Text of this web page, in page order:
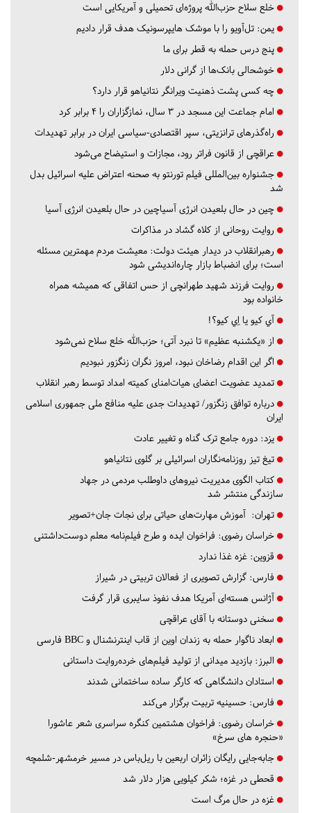
خلع سلاح حزب‌الله پروژه‌ای تحمیلی و آمریکایی است
یمن: تل‌آویو را با موشک هایپرسونیک هدف قرار دادیم
پنج درس‌ حمله به قطر برای ما
خوشحالی بانک‌ها از گرانی دلار
چه کسی پشت ذهنیت ویرانگر نتانیاهو قرار دارد؟
امام جماعت این مسجد در ۳ سال، نمازگزاران را ۴ برابر کرد
راه‌گذرهای ترانزیتی، سپر اقتصادی-سیاسی ایران در برابر تهدیدات
عراقچی از قانون فراتر رود، مجازات و استیضاح می‌شود
جشنواره بین‌المللی فیلم تورنتو به صحنه اعتراض علیه اسرائیل بدل
شد
چین در حال بلعیدن انرژی آسیاچین در حال بلعیدن انرژی آسیا
روایت روحانی از کلاه گشاد در مذاکرات
رهبرانقلاب در دیدار هیئت دولت: معیشت مردم مهمترین مسئله
است؛ برای انضباط بازار چاره‌اندیشی شود
روایت فرزند شهید طهرانچی از حس اتفاقی که همیشه همراه
خانواده بود
آي كيو يا اِي كيو؟!
از «یکشنبه عظیم» تا نبرد آتی؛ حزب‌الله خلع سلاح نمی‌شود
اگر این اقدام رضاخان نبود، امروز نگران زنگزور نبودیم
تمدید عضویت اعضای هیات‌امنای کمیته امداد توسط رهبر انقلاب
درباره توافق زنگزور/ تهدیدات جدی علیه منافع ملی جمهوری اسلامی
ایران
یزد: دوره جامع ترک گناه و تغییر عادت
تیغ تیز روزنامه‌نگاران اسرائیلی بر گلوی نتانیاهو
کتاب الگوی مدیریت نیروهای داوطلب مردمی در جهاد
سازندگی منتشر شد
تهران: آموزش مهارت‌های حیاتی برای نجات جان+تصویر
خراسان رضوی: فراخوان ایده و طرح فیلم‌نامه معلم دوست‌داشتنی
قزوین: غزه غذا ندارد
فارس: گزارش تصویری از فعالان تربیتی در شیراز
آژانس هسته‌ای آمریکا هدف نفوذ سایبری قرار گرفت
سخنی دوستانه با آقای عراقچی
ابعاد ناگوار حمله به زندان اوین از قاب اینترنشنال و BBC فارسی
البرز: بازدید میدانی از تولید فیلم‌های خرده‌روایت داستانی
استادان دانشگاهی که کارگر ساده ساختمانی شدند
فارس: حسینیه تربیت برگزار می‌کند
خراسان رضوی: فراخوان هشتمین کنگره سراسری شعر عاشورا
«حنجره های سرخ»
جابه‌جایی رایگان زائران اربعین با ریل‌باس در مسیر خرمشهر-شلمچه
قحطی در غزه؛ شکر کیلویی هزار دلار شد
غزه در حال مرگ است